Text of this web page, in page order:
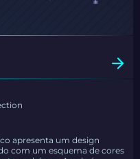
apresenta um design
com um esquema de cores